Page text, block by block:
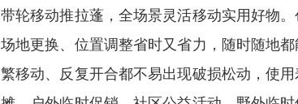
带轮移动推拉蓬，全场景灵活移动实用好物
场地更换、位置调整省时又省力，随时随地
繁移动、反复开合都不易出现破损松动，使